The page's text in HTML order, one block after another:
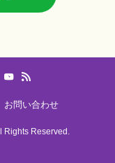
お問い合わせ
Rights Reserved.